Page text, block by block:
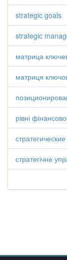
strategic goals
strategic
матрица
матриця
рівні
стратегічне